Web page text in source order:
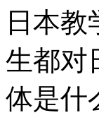
日本
生都对
体是什